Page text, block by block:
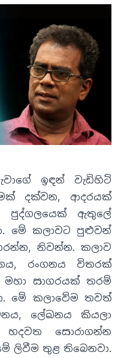
ඉඳන් වැඩිහිටි
දක්වන, ආදරයක්
පුද්ගලයෙක් ඇතුලේ
මේ කලාවට පුළුවන්
, නිවන්න.කලාව
, රංගනය විතරක්
සාගරයක් තරම්
.මේ කලාවේම තවත්
, ලේඛනය කියලා
හදවත සොරාගන්න
ලිවීම තුළ තිබෙනවා.